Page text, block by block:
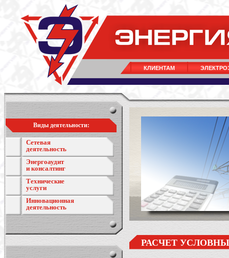
КЛИЕНТАМ
Виды деятельности:
Сетевая
деятельность
Энергоаудит
и консалтинг
Технические
услуги
Инновационная
деятельность
РАСЧЕТ